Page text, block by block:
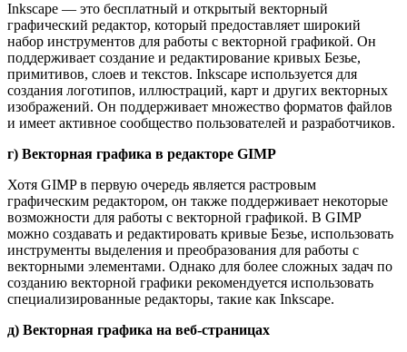
Inkscape — это бесплатный и открытый векторный
графический редактор, который предоставляет широкий
набор инструментов для работы с векторной графикой. Он
поддерживает создание и редактирование кривых Безье,
примитивов, слоев и текстов. Inkscape используется для
создания логотипов, иллюстраций, карт и других векторных
изображений. Он поддерживает множество форматов файлов
и имеет активное сообщество пользователей и разработчиков.
г) Векторная графика в редакторе GIMP
Хотя GIMP в первую очередь является растровым
графическим редактором, он также поддерживает некоторые
возможности для работы с векторной графикой. В GIMP
можно создавать и редактировать кривые Безье, использовать
инструменты выделения и преобразования для работы с
векторными элементами. Однако для более сложных задач по
созданию векторной графики рекомендуется использовать
специализированные редакторы, такие как Inkscape.
д) Векторная графика на веб-страницах